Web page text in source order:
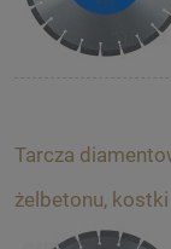
Tarcza
żelbetonu,